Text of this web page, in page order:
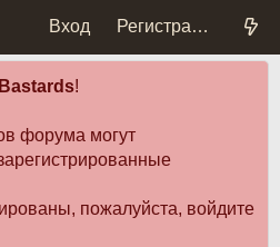
Вход Регистрация
!
форума могут
пожалуйста, войдите